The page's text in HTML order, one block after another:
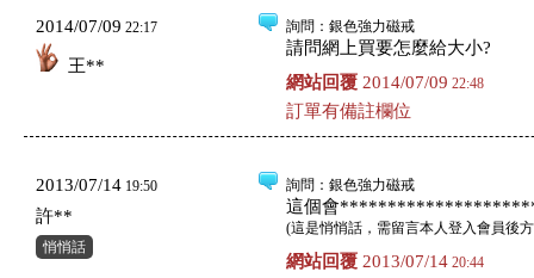
2014/07/09 22:17
王**
詢問 ：銀色強力磁戒
請問網上買要怎麼給大小?
網站回覆 2014/07/09 22:48
訂單有備註欄位
2013/07/14 19:50
許**
悄悄話
詢問 ：銀色強力磁戒
這個會
(這是悄悄話，需留言本人登入會員後
網站回覆 2013/07/14 20:44